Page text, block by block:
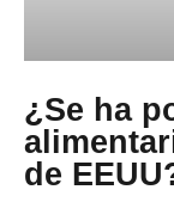
¿Se ha
de